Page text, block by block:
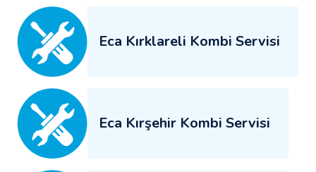
Eca Kırklareli Kombi Servisi
Eca Kırşehir Kombi Servisi